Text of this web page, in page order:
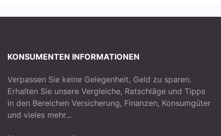
KONSUMENTEN INFORMATIONEN
Verpassen Sie keine Gelegenheit, Geld zu sparen.
Erhalten Sie unsere Vergleiche, Ratschläge und Tipps
in den Bereichen Versicherung, Finanzen, Konsumgüter
und vieles mehr...